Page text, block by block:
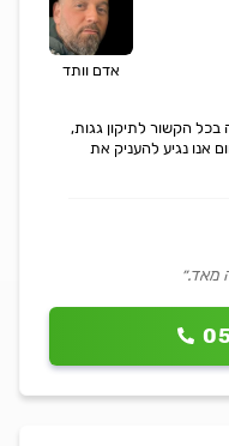
אדם וותד
הקשור לתיקון גגות,
אנו נגיע להעניק את
מאד.״